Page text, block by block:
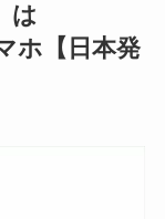
は
ホ【日本発